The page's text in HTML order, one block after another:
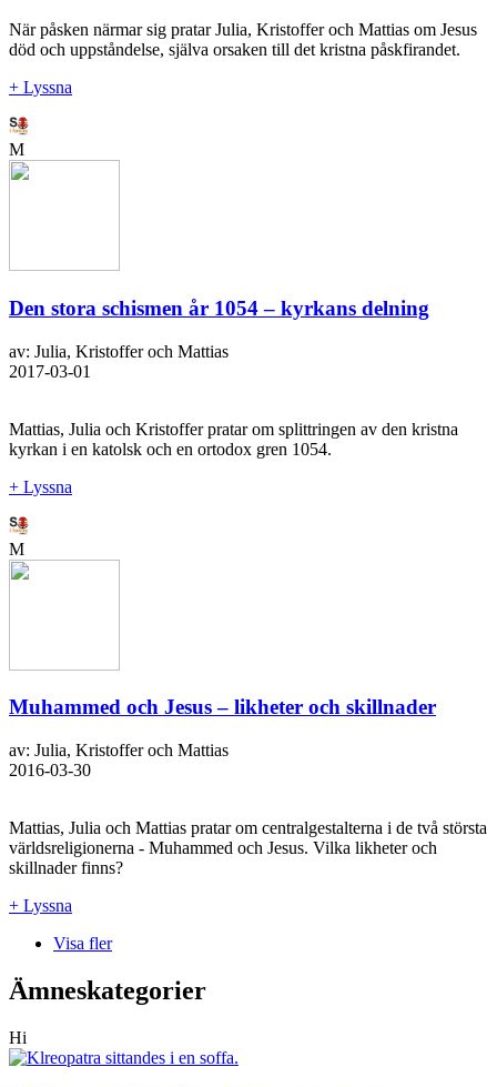
När påsken närmar sig pratar Julia, Kristoffer och Mattias om Jesus
död och uppståndelse, själva orsaken till det kristna påskfirandet.
+ Lyssna
M
Den stora schismen år 1054 – kyrkans delning
av: Julia, Kristoffer och Mattias
2017-03-01
Mattias, Julia och Kristoffer pratar om splittringen av den kristna
kyrkan i en katolsk och en ortodox gren 1054.
+ Lyssna
M
Muhammed och Jesus – likheter och skillnader
av: Julia, Kristoffer och Mattias
2016-03-30
Mattias, Julia och Mattias pratar om centralgestalterna i de två största
världsreligionerna - Muhammed och Jesus. Vilka likheter och
skillnader finns?
+ Lyssna
Visa fler
Ämneskategorier
Hi